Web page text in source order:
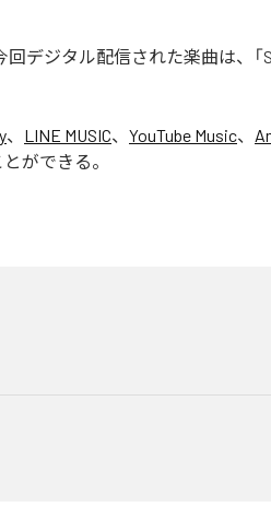
デジタル配信された楽曲は、「
、 LINE MUSIC、 YouTube Music、
ができる。